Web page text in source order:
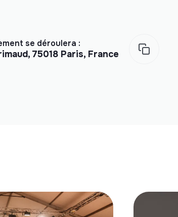
se déroulera :
75018 Paris, France